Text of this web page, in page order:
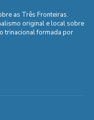
as Três Fronteiras.
original e local sobre
trinacional formada por